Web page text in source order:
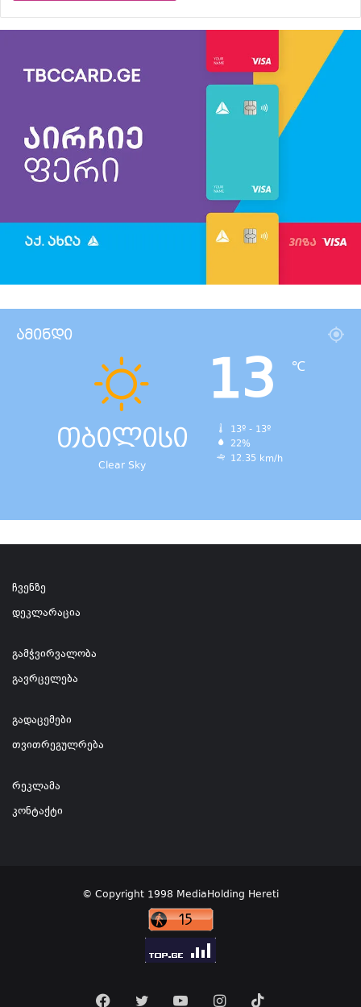
ამინდი
თბილისი
Clear Sky
13 ℃
13º - 13º
22%
12.35 km/h
ჩვენზე
დეკლარაცია
გამჭვირვალობა
გავრცელება
გადაცემები
თვითრეგულრება
რეკლამა
კონტაქტი
© Copyright 1998 MediaHolding Hereti
FacebookTwitter YouTubeInstagram